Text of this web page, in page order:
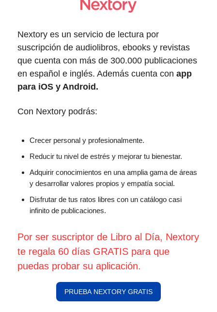
Nextory es un servicio de lectura por
suscripción de audiolibros, ebooks y revistas
que cuenta con más de 300.000 publicaciones
en español e inglés. Además cuenta con app
para iOS y Android.
Con Nextory podrás:
Crecer personal y profesionalmente.
Reducir tu nivel de estrés y mejorar tu bienestar.
Adquirir conocimientos en una amplia gama de áreas
y desarrollar valores propios y empatía social.
Disfrutar de tus ratos libres con un catálogo casi
infinito de publicaciones.
Por ser suscriptor de Libro al Día, Nextory
te regala 60 días GRATIS para que
puedas probar su aplicación.
PRUEBA NEXTORY GRATIS